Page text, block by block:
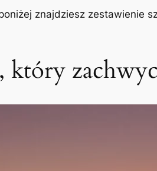
znajdziesz zestawienie
który